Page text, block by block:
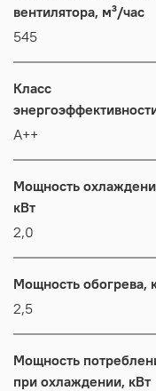
вентилятора, м³/час
545
Класс
А++
Мощность
кВт
2,0
Мощность обогрева,
2,5
Мощность
при охлаждении, кВт